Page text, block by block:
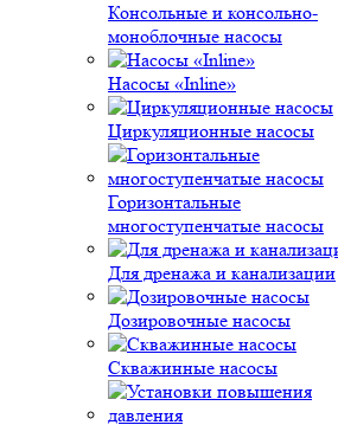
Консольные и консольно-
моноблочные насосы
Насосы «Inline»
Циркуляционные насосы
Горизонтальные
многоступенчатые насосы
Для дренажа и канализации
Дозировочные насосы
Скважинные насосы